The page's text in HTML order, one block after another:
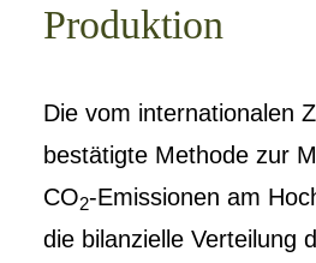
Produktion
Die vom internationalen
bestätigte Methode zur
CO2-Emissionen am
die bilanzielle Verteilung